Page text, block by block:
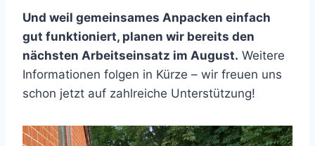
Und weil gemeinsames Anpacken einfach
gut funktioniert, planen wir bereits den
nächsten Arbeitseinsatz im August. Weitere
Informationen folgen in Kürze – wir freuen uns
schon jetzt auf zahlreiche Unterstützung!